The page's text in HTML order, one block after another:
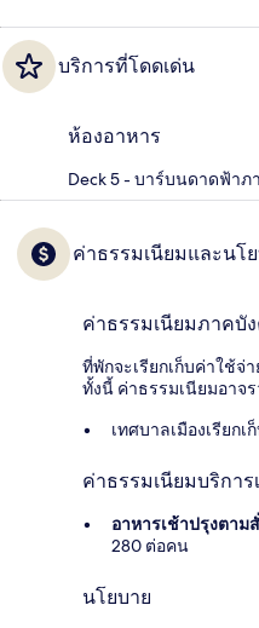
บริการที่โดดเด่น
ห้องอาหาร
Deck 5 - บาร์บนดาดฟ้าภ
ค่าธรรมเนียมและนโ
ค่าธรรมเนียมภาคบั
ที่พักจะเรียกเก็บค่าใช้จ่
ทั้งนี้ ค่าธรรมเนียมอาจ
เทศบาลเมืองเรียก
ค่าธรรมเนียมบริการ
อาหารเช้าปรุงตาม
280 ต่อคน
นโยบาย